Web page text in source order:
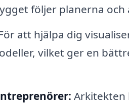
följer planerna
att hjälpa dig
vilket ger en
Arkitekten